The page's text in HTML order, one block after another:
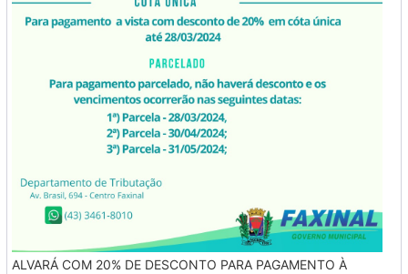
ALVARÁ COM 20% DE DESCONTO PARA PAGAMENTO À